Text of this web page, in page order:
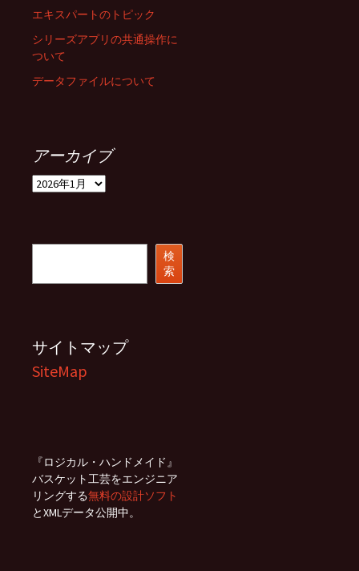
エキスパートのトピック
シリーズアプリの共通操作に
ついて
データファイルについて
アーカイブ
ア
ブ
検
索
サイトマップ
SiteMap
『ロジカル・ハンドメイド』
バスケット工芸をエンジニア
リングする無料の設計ソフト
とXMLデータ公開中。